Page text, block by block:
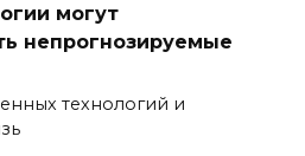
могут
непрогнозируемые
технологий и